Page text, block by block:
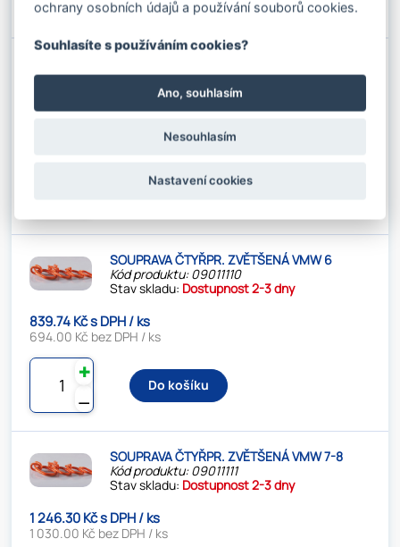
⚊
Kód produktu: 09011053
Stav skladu: Dostupnost 2-3 dny
15 542.00 Kč bez DPH / KS
Do košíku
SOUPRAVA ČTYŘPR. ZVĚTŠENÁ VMW 6
Kód produktu: 09011110
Stav skladu: Dostupnost 2-3 dny
839.74 Kč s DPH / ks
694.00 Kč bez DPH / ks
⚊
✚
Do košíku
SOUPRAVA ČTYŘPR. ZVĚTŠENÁ VMW 7-8
Kód produktu: 09011111
Stav skladu: Dostupnost 2-3 dny
1 246.30 Kč s DPH / ks
1 030.00 Kč bez DPH / ks
ochrany osobních údajů a používání souborů cookies.
Souhlasíte s používáním cookies?
Ano, souhlasím
Nesouhlasím
Nastavení cookies